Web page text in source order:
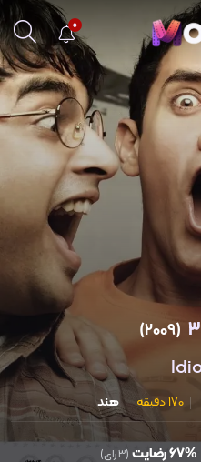
0
(2009)
170 دقیقه هند
67%رضایت (3 رای)